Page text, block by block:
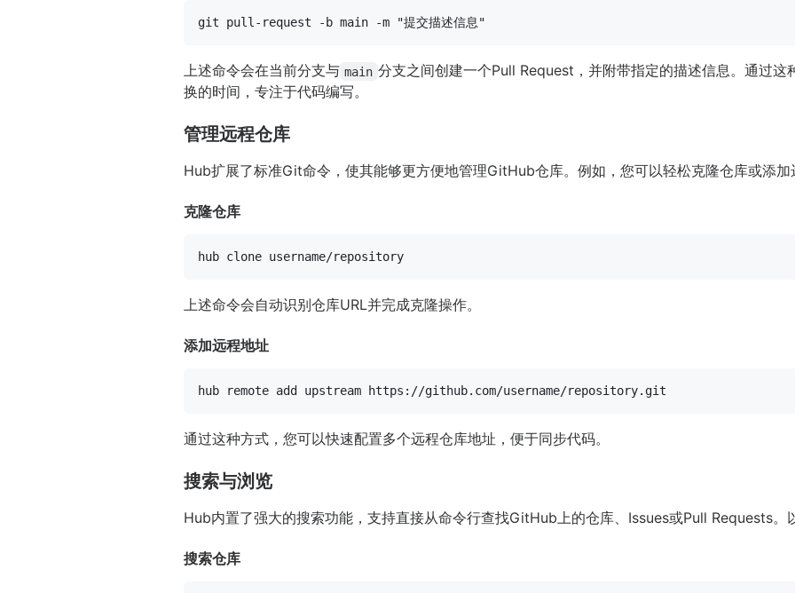
git pull-request -b main -m "提交描述信息"
上述命令会在当前分支与 main 分支之间创建一个Pull Request，并附带指定的描述信息。通过这
换的时间，专注于代码编写。
管理远程仓库
Hub扩展了标准Git命令，使其能够更方便地管理GitHub仓库。例如，您可以轻松克隆仓库或添加
克隆仓库
hub clone
上述命令会自动识别仓库URL并完成克隆操作。
添加远程地址
通过这种方式，您可以快速配置多个远程仓库地址，便于同步代码。
搜索与浏览
Hub内置了强大的搜索功能，支持直接从命令行查找GitHub上的仓库、Issues或Pull Requests。
搜索仓库